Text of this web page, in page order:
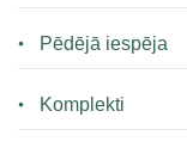
Pēdējā iespēja
Komplekti